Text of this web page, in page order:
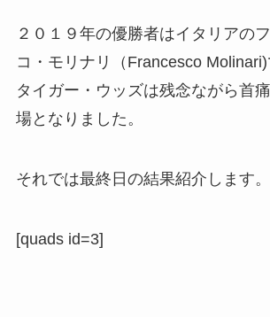
２０１９年の優勝者はイタリアの
コ・モリナリ
（Francesco Molinari)
タイガー・ウッズは残念ながら首
場となりました。
それでは最終日の結果紹介します。
[quads id=3]